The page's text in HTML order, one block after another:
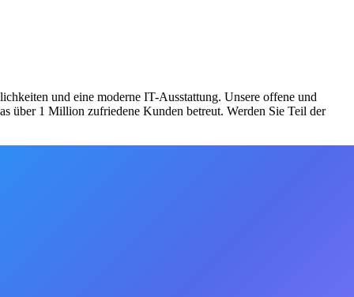
und eine moderne IT-Ausstattung. Unsere offene und
über 1 Million zufriedene Kunden betreut. Werden Sie Teil der